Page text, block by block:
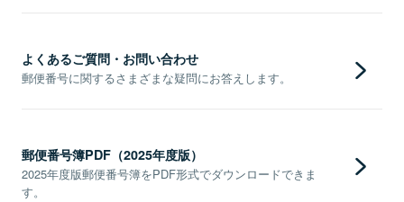
よくあるご質問・お問い合わせ
郵便番号に関するさまざまな疑問にお答えします。
郵便番号簿PDF（2025年度版）
2025年度版郵便番号簿をPDF形式でダウンロードできま
す。